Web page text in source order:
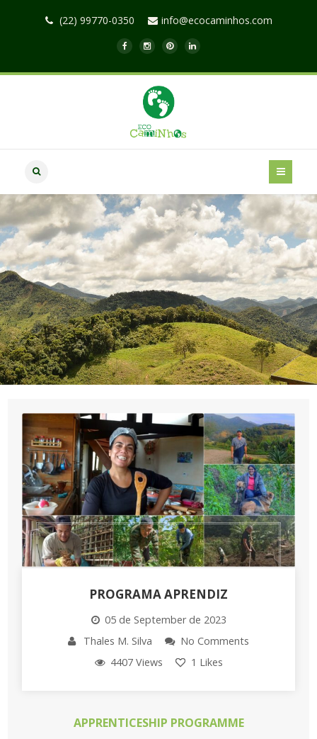
(22) 99770-0350 info@ecocaminhos.com
PROGRAMA APRENDIZ
05 de September de 2023
Thales M. Silva
No Comments
4407 Views
1 Likes
APPRENTICESHIP PROGRAMME